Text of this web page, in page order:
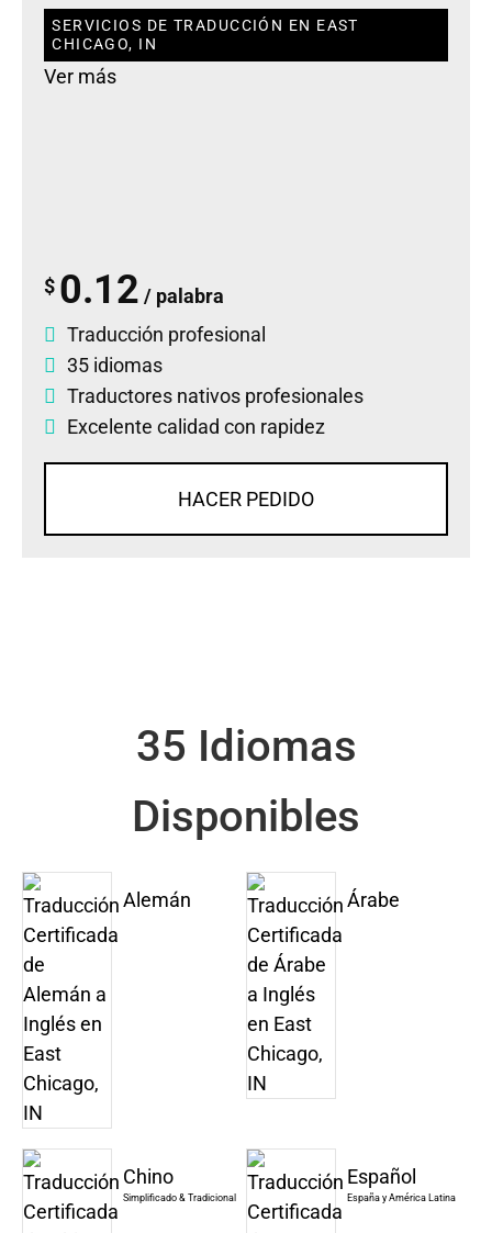
SERVICIOS DE TRADUCCIÓN EN EAST
CHICAGO, IN
Ver más
$ 0.12 / palabra
Traducción profesional
35 idiomas
Traductores nativos profesionales
Excelente calidad con rapidez
HACER PEDIDO
35 Idiomas
Disponibles
Alemán Árabe
Chino
Simplificado & Tradicional
Español
España y América Latina